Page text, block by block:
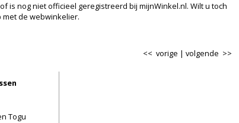
is nog niet officieel geregistreerd bij mijnWinkel.nl. Wilt u toch
met de webwinkelier.
volgende >>
<< vorige |
Togu